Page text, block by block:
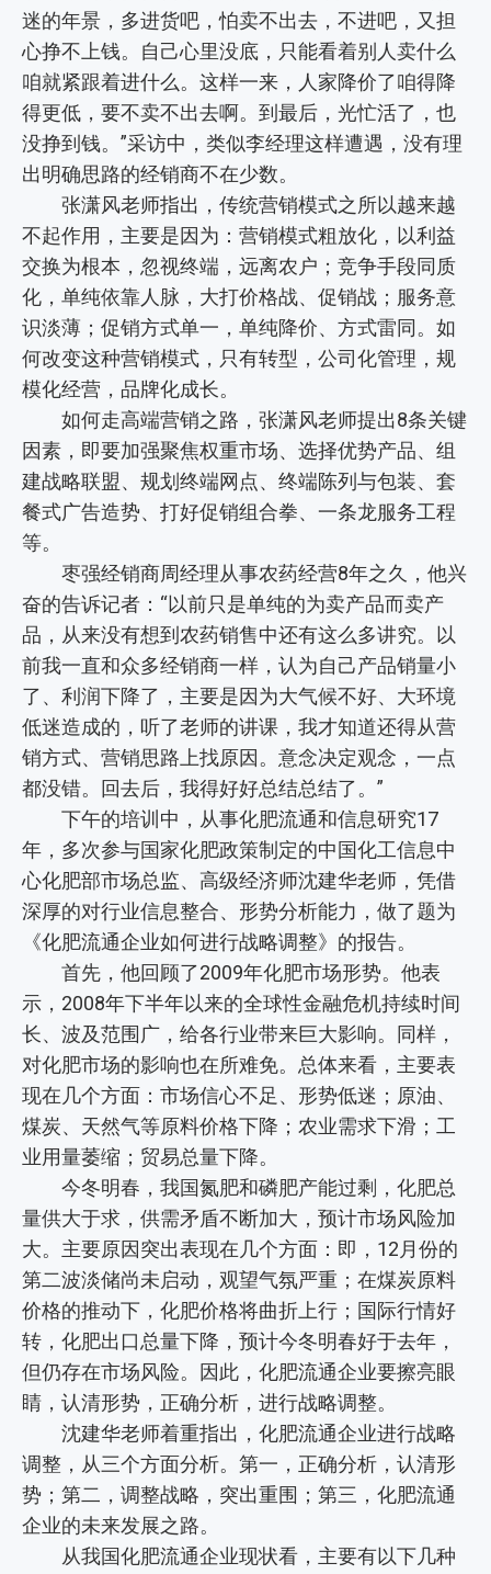
迷的年景，多进货吧，怕卖不出去，不进吧，又担
心挣不上钱。自己心里没底，只能看着别人卖什么
咱就紧跟着进什么。这样一来，人家降价了咱得降
得更低，要不卖不出去啊。到最后，光忙活了，也
没挣到钱。”采访中，类似李经理这样遭遇，没有理
出明确思路的经销商不在少数。
张潇风老师指出，传统营销模式之所以越来越
不起作用，主要是因为：营销模式粗放化，以利益
交换为根本，忽视终端，远离农户；竞争手段同质
化，单纯依靠人脉，大打价格战、促销战；服务意
识淡薄；促销方式单一，单纯降价、方式雷同。如
何改变这种营销模式，只有转型，公司化管理，规
模化经营，品牌化成长。
如何走高端营销之路，张潇风老师提出8条关键
因素，即要加强聚焦权重市场、选择优势产品、组
建战略联盟、规划终端网点、终端陈列与包装、套
餐式广告造势、打好促销组合拳、一条龙服务工程
等。
枣强经销商周经理从事农药经营8年之久，他兴
奋的告诉记者：“以前只是单纯的为卖产品而卖产
品，从来没有想到农药销售中还有这么多讲究。以
前我一直和众多经销商一样，认为自己产品销量小
了、利润下降了，主要是因为大气候不好、大环境
低迷造成的，听了老师的讲课，我才知道还得从营
销方式、营销思路上找原因。意念决定观念，一点
都没错。回去后，我得好好总结总结了。”
下午的培训中，从事化肥流通和信息研究17
年，多次参与国家化肥政策制定的中国化工信息中
心化肥部市场总监、高级经济师沈建华老师，凭借
深厚的对行业信息整合、形势分析能力，做了题为
《化肥流通企业如何进行战略调整》的报告。
首先，他回顾了2009年化肥市场形势。他表
示，2008年下半年以来的全球性金融危机持续时间
长、波及范围广，给各行业带来巨大影响。同样，
对化肥市场的影响也在所难免。总体来看，主要表
现在几个方面：市场信心不足、形势低迷；原油、
煤炭、天然气等原料价格下降；农业需求下滑；工
业用量萎缩；贸易总量下降。
今冬明春，我国氮肥和磷肥产能过剩，化肥总
量供大于求，供需矛盾不断加大，预计市场风险加
大。主要原因突出表现在几个方面：即，12月份的
第二波淡储尚未启动，观望气氛严重；在煤炭原料
价格的推动下，化肥价格将曲折上行；国际行情好
转，化肥出口总量下降，预计今冬明春好于去年，
但仍存在市场风险。因此，化肥流通企业要擦亮眼
睛，认清形势，正确分析，进行战略调整。
沈建华老师着重指出，化肥流通企业进行战略
调整，从三个方面分析。第一，正确分析，认清形
势；第二，调整战略，突出重围；第三，化肥流通
企业的未来发展之路。
从我国化肥流通企业现状看，主要有以下几种